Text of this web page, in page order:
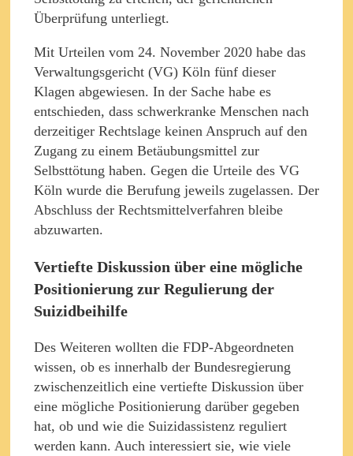
Überprüfung unterliegt.
Mit Urteilen vom 24. November 2020 habe das
Verwaltungsgericht (VG) Köln fünf dieser
Klagen abgewiesen. In der Sache habe es
entschieden, dass schwerkranke Menschen nach
derzeitiger Rechtslage keinen Anspruch auf den
Zugang zu einem Betäubungsmittel zur
Selbsttötung haben. Gegen die Urteile des VG
Köln wurde die Berufung jeweils zugelassen. Der
Abschluss der Rechtsmittelverfahren bleibe
abzuwarten.
Vertiefte Diskussion über eine mögliche
Positionierung zur Regulierung der
Suizidbeihilfe
Des Weiteren wollten die FDP-Abgeordneten
wissen, ob es innerhalb der Bundesregierung
zwischenzeitlich eine vertiefte Diskussion über
eine mögliche Positionierung darüber gegeben
hat, ob und wie die Suizidassistenz reguliert
werden kann. Auch interessiert sie, wie viele